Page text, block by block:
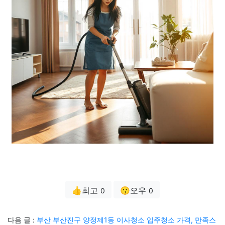
👍최고 0 😗오우 0
다음 글 : 부산 부산진구 양정제1동 이사청소 입주청소 가격, 만족스